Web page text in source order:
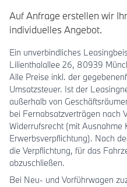
Auf Anfrage erstellen wir
individuelles Angebot.
Ein unverbindliches
Lilienthalallee 26, 80939
Alle Preise inkl. der
Umsatzsteuer. Ist der
außerhalb von
bei Fernabsatzverträgen nach
Widerrufsrecht (mit Ausnahme
Erwerbsverpflichtung). Nach
die Verpflichtung, für das
abzuschließen.
Bei Neu- und Vorführwagen